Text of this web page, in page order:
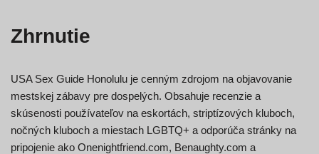
Zhrnutie
USA Sex Guide Honolulu je cenným zdrojom na objavovanie
mestskej zábavy pre dospelých. Obsahuje recenzie a
skúsenosti používateľov na eskortách, striptízových kluboch,
nočných kluboch a miestach LGBTQ+ a odporúča stránky na
pripojenie ako Onenightfriend.com, Benaughty.com a